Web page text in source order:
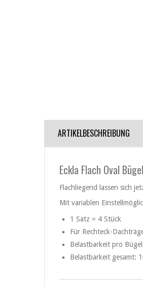
ARTIKELBESCHREIBUNG
Eckla Flach Oval
Flachliegend lassen sich
Mit variablen
1 Satz = 4 Stück
Für Rechteck-
Belastbarkeit pro
Belastbarkeit gesamt: